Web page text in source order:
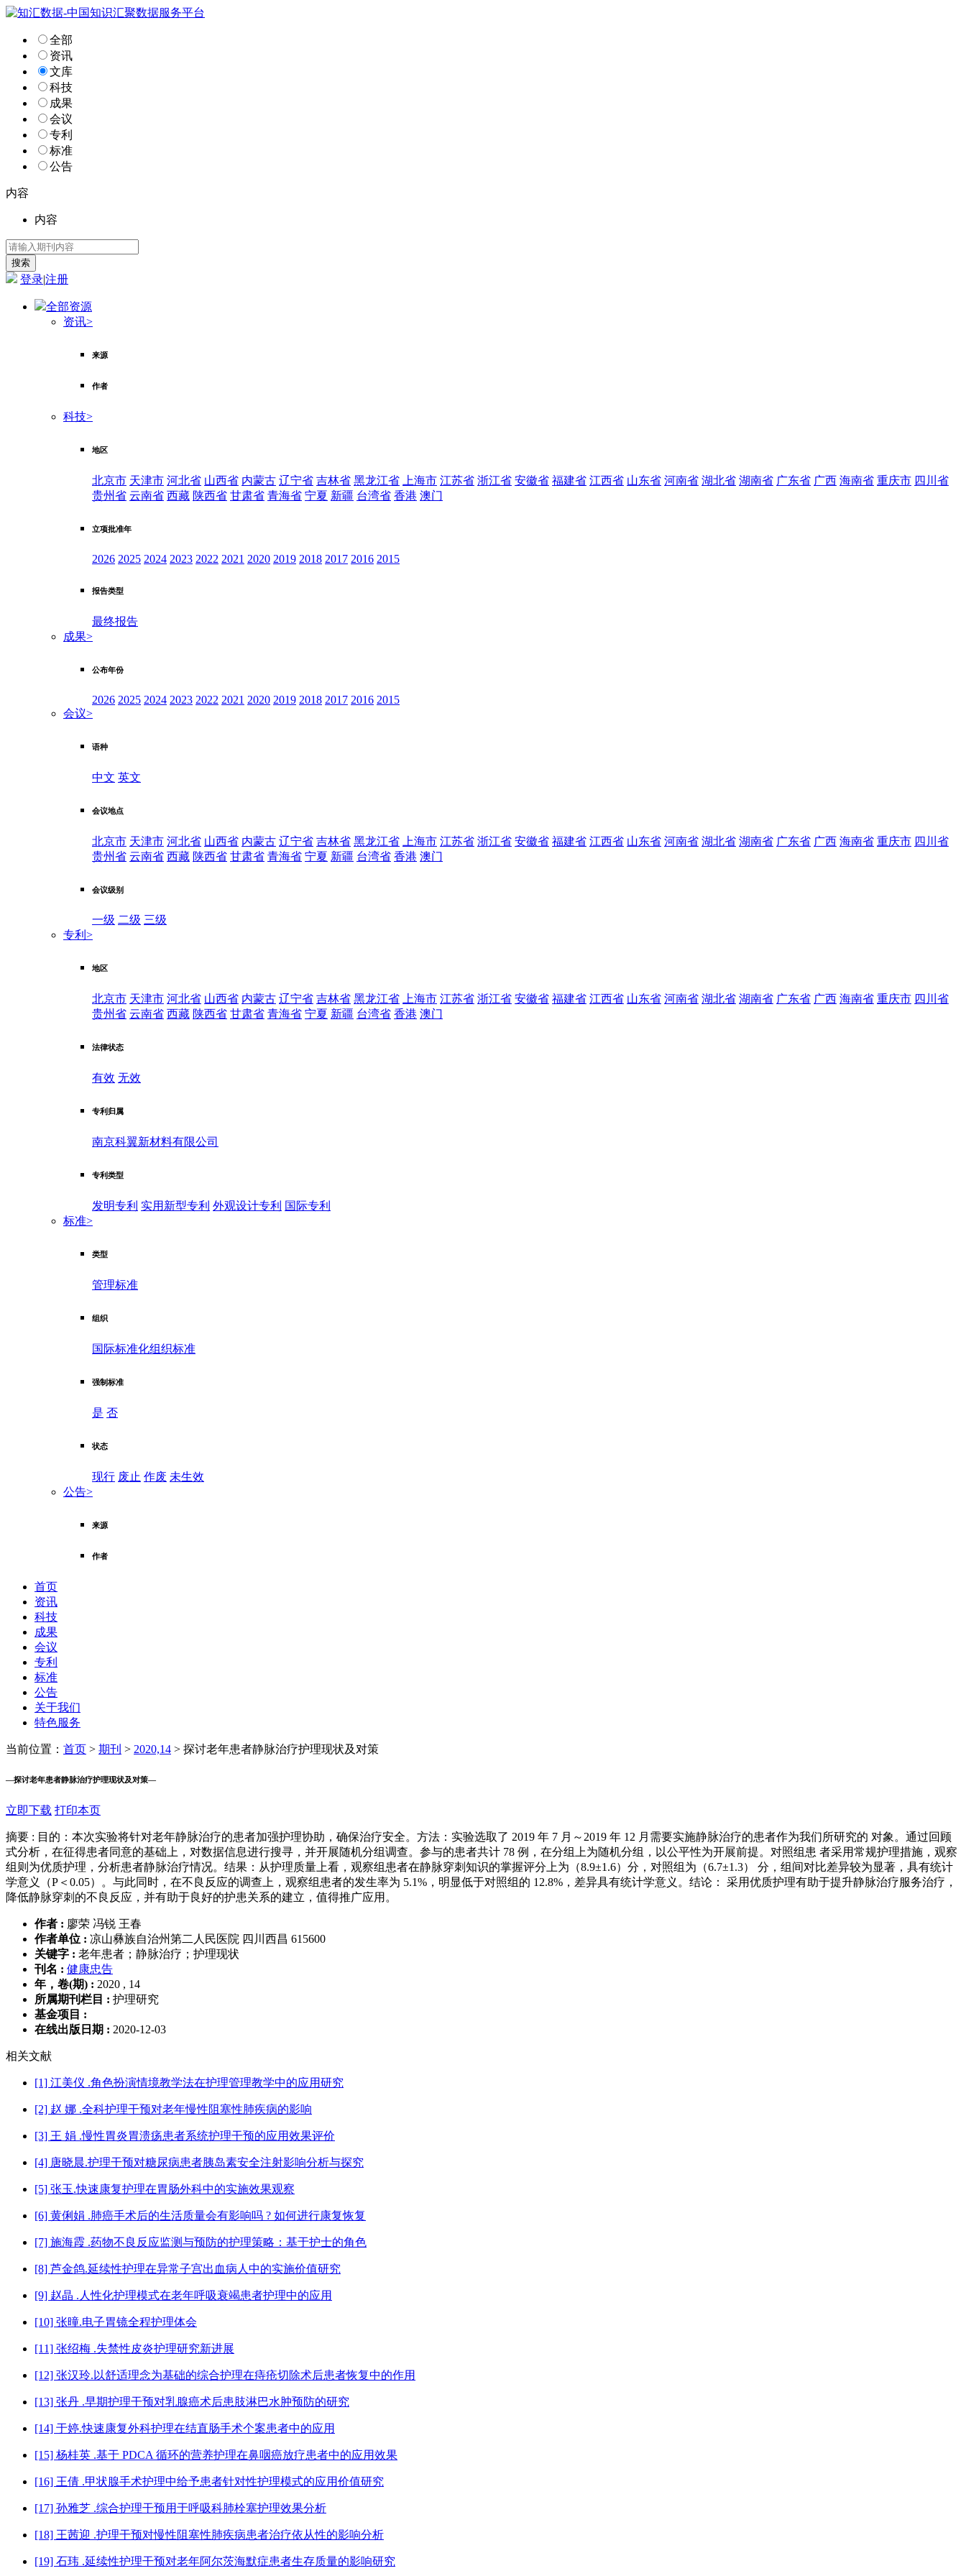
全部
资讯
文库
科技
成果
会议
专利
标准
公告
内容
内容
登录|注册
全部资源
资讯>
来源
作者
科技>
地区
北京市 天津市 河北省 山西省 内蒙古 辽宁省 吉林省 黑龙江省 上海市 江苏省 浙江省 安徽省 福建省 江西省 山东省 河南省 湖北省 湖南省 广东省 广西 海南省 重庆市 四川省
贵州省 云南省 西藏 陕西省 甘肃省 青海省 宁夏 新疆 台湾省 香港 澳门
立项批准年
2026 2025 2024 2023 2022 2021 2020 2019 2018 2017 2016 2015
报告类型
最终报告
成果>
公布年份
2026 2025 2024 2023 2022 2021 2020 2019 2018 2017 2016 2015
会议>
语种
中文 英文
会议地点
北京市 天津市 河北省 山西省 内蒙古 辽宁省 吉林省 黑龙江省 上海市 江苏省 浙江省 安徽省 福建省 江西省 山东省 河南省 湖北省 湖南省 广东省 广西 海南省 重庆市 四川省
贵州省 云南省 西藏 陕西省 甘肃省 青海省 宁夏 新疆 台湾省 香港 澳门
会议级别
一级 二级 三级
专利 >
地区
北京市 天津市 河北省 山西省 内蒙古 辽宁省 吉林省 黑龙江省 上海市 江苏省 浙江省 安徽省 福建省 江西省 山东省 河南省 湖北省 湖南省 广东省 广西 海南省 重庆市 四川省
贵州省 云南省 西藏 陕西省 甘肃省 青海省 宁夏 新疆 台湾省 香港 澳门
法律状态
有效 无效
专利归属
南京科翼新材料有限公司
专利类型
发明专利 实用新型专利 外观设计专利 国际专利
标准>
类型
管理标准
组织
国际标准化组织标准
强制标准
是 否
状态
现行 废止 作废 未生效
公告>
来源
作者
首页
资讯
科技
成果
会议
专利
标准
公告
关于我们
特色服务
当前位置： 首页 > 期刊 > 2020,14 > 探讨老年患者静脉治疗护理现状及对策
—探讨老年患者静脉治疗护理现状及对策—
立即下载 打印本页
摘要 : 目的：本次实验将针对老年静脉治疗的患者加强护理协助，确保治疗安全。方法：实验选取了 2019 年 7 月～2019 年 12 月需要实施静脉治疗的患者作为我们所研究的 对象。通过回顾
式分析，在征得患者同意的基础上，对数据信息进行搜寻，并开展随机分组调查。参与的患者共计 78 例，在分组上为随机分组，以公平性为开展前提。对照组患 者采用常规护理措施，观察
组则为优质护理，分析患者静脉治疗情况。结果：从护理质量上看，观察组患者在静脉穿刺知识的掌握评分上为（8.9±1.6）分，对照组为（6.7±1.3） 分，组间对比差异较为显著，具有统计
学意义（P＜0.05）。与此同时，在不良反应的调查上，观察组患者的发生率为 5.1%，明显低于对照组的 12.8%，差异具有统计学意义。结论： 采用优质护理有助于提升静脉治疗服务治疗，
降低静脉穿刺的不良反应，并有助于良好的护患关系的建立，值得推广应用。
作者 : 廖荣 冯锐 王春
作者单位 : 凉山彝族自治州第二人民医院 四川西昌 615600
关键字 : 老年患者；静脉治疗；护理现状
刊名 : 健康忠告
年，卷(期) : 2020 , 14
所属期刊栏目 : 护理研究
基金项目 :
在线出版日期 : 2020-12-03
相关文献
[1] 江美仪 .角色扮演情境教学法在护理管理教学中的应用研究
[2] 赵 娜 .全科护理干预对老年慢性阻塞性肺疾病的影响
[3] 王 娟 .慢性胃炎胃溃疡患者系统护理干预的应用效果评价
[4] 唐晓晨.护理干预对糖尿病患者胰岛素安全注射影响分析与探究
[5] 张玉.快速康复护理在胃肠外科中的实施效果观察
[6] 黄俐娟 .肺癌手术后的生活质量会有影响吗 ? 如何进行康复恢复
[7] 施海霞 .药物不良反应监测与预防的护理策略：基于护士的角色
[8] 芦金鸽.延续性护理在异常子宫出血病人中的实施价值研究
[9] 赵晶 .人性化护理模式在老年呼吸衰竭患者护理中的应用
[10] 张曈.电子胃镜全程护理体会
[11] 张绍梅 .失禁性皮炎护理研究新进展
[12] 张汉玲.以舒适理念为基础的综合护理在痔疮切除术后患者恢复中的作用
[13] 张丹 .早期护理干预对乳腺癌术后患肢淋巴水肿预防的研究
[14] 于婷.快速康复外科护理在结直肠手术个案患者中的应用
[15] 杨桂英 .基于 PDCA 循环的营养护理在鼻咽癌放疗患者中的应用效果
[16] 王倩 .甲状腺手术护理中给予患者针对性护理模式的应用价值研究
[17] 孙雅芝 .综合护理干预用于呼吸科肺栓塞护理效果分析
[18] 王茜迎 .护理干预对慢性阻塞性肺疾病患者治疗依从性的影响分析
[19] 石玮 .延续性护理干预对老年阿尔茨海默症患者生存质量的影响研究